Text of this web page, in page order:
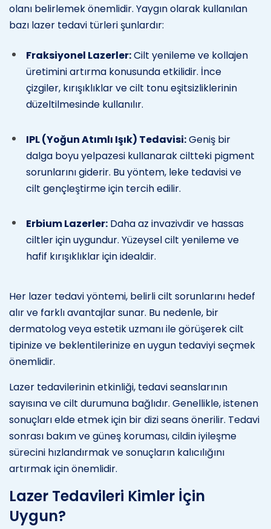
olanı belirlemek önemlidir. Yaygın olarak kullanılan
bazı lazer tedavi türleri şunlardır:
Fraksiyonel Lazerler:Cilt yenileme ve kollajen
üretimini artırma konusunda etkilidir. İnce
çizgiler, kırışıklıklar ve cilt tonu eşitsizliklerinin
düzeltilmesinde kullanılır.
IPL (Yoğun Atımlı Işık) Tedavisi:Geniş bir
dalga boyu yelpazesi kullanarak ciltteki pigment
sorunlarını giderir. Bu yöntem, leke tedavisi ve
cilt gençleştirme için tercih edilir.
Erbium Lazerler: Daha az invazivdir ve hassas
ciltler için uygundur. Yüzeysel cilt yenileme ve
hafif kırışıklıklar için idealdir.
Her lazer tedavi yöntemi, belirli cilt sorunlarını hedef
alır ve farklı avantajlar sunar. Bu nedenle, bir
dermatolog veya estetik uzmanı ile görüşerek cilt
tipinize ve beklentilerinize en uygun tedaviyi seçmek
önemlidir.
Lazer tedavilerinin etkinliği, tedavi seanslarının
sayısına ve cilt durumuna bağlıdır. Genellikle, istenen
sonuçları elde etmek için bir dizi seans önerilir. Tedavi
sonrası bakım ve güneş koruması, cildin iyileşme
sürecini hızlandırmak ve sonuçların kalıcılığını
artırmak için önemlidir.
Lazer Tedavileri Kimler İçin
Uygun?